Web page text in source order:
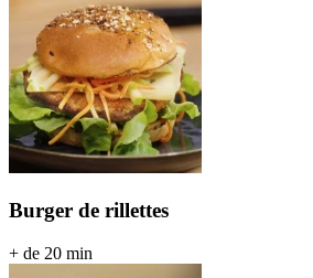
Burger de rillettes
+ de 20 min